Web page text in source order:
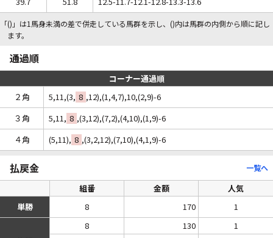
「()」は1馬身未満の差で併走している馬群を示し、()内は馬群の内側から順に記し
ます。
通過順
コーナー通過順
２角
5,11,(3, 8 ,12),(1,4,7),10,(2,9)-6
３角
5,11, 8 ,(3,12),(7,2),(4,10),(1,9)-6
４角
(5,11), 8 ,(3,2,12),(7,10),(4,1,9)-6
払戻金 一覧へ
組番 金額
人気
単勝
8 170 1
8 130
1